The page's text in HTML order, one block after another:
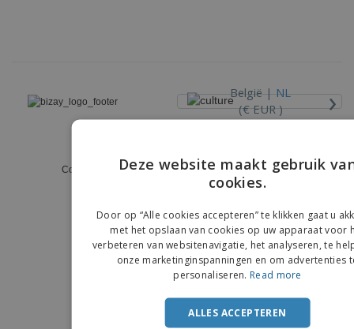
België |NL
(€ EUR )
›
Copyright © 2026 - BIZAY. Alle rechten voorbehouden.
DUTCH
Deze website maakt gebruik
cookies.
Door op “Alle cookies accepteren” te klikken gaat u
met het opslaan van cookies op uw apparaat voor
verbeteren van websitenavigatie, het analyseren, te
onze marketinginspanningen en om advertenties
personaliseren. Read more
ALLES ACCEPTEREN